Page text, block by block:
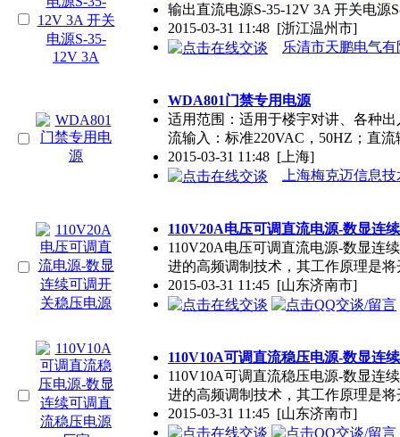
输出直流电源S-35-12V 3A 开关电源
2015-03-31 11:48 [浙江温州市]
乐清市天鹏电气有
WDA801门禁专用电源
适用范围：适用于楼宇对讲、各种
流输入：标准220VAC，50HZ；直流
2015-03-31 11:48 [上海]
上海梅克迈信息
110V20A电压可调直流电源-数显连
110V20A电压可调直流电源-数显连
进的高频调制技术，其工作原理是将
2015-03-31 11:45 [山东济南市]
110V10A可调直流稳压电源-数显连
110V10A可调直流稳压电源-数显连
进的高频调制技术，其工作原理是将
2015-03-31 11:45 [山东济南市]